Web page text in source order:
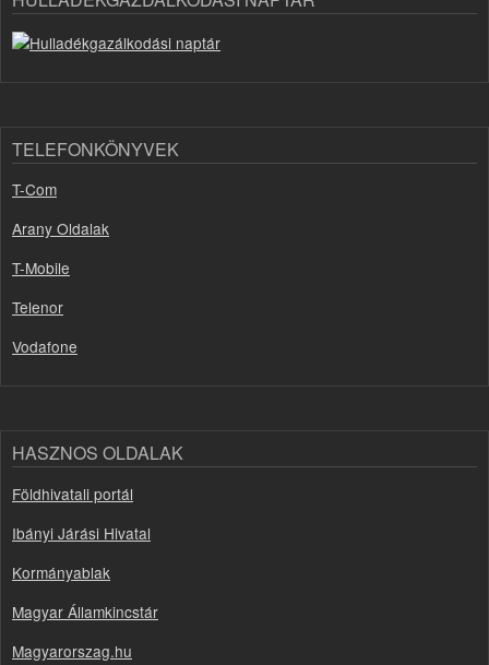
TELEFONKÖNYVEK
T-Com
Arany Oldalak
T-Mobile
Telenor
Vodafone
HASZNOS OLDALAK
Földhivatali portál
Ibányi Járási Hivatal
Kormányablak
Magyar Államkincstár
Magyarorszag.hu